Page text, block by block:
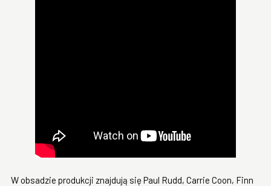
W obsadzie produkcji znajdują się Paul Rudd, Carrie Coon, Finn